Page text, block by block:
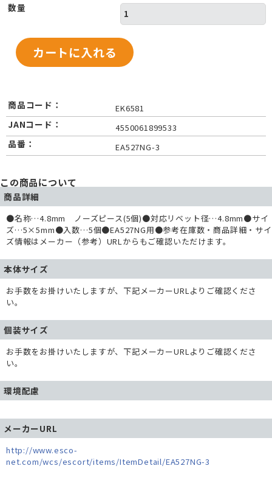
数量
商品コード： EK6581
JANコード： 4550061899533
品番： EA527NG-3
この商品について
商品詳細
●名称…4.8mm ノーズピース(5個)●対応リベット径…4.8mm●サイ
ズ…5×5mm●入数…5個●EA527NG用●参考在庫数・商品詳細・サイ
ズ情報はメーカー（参考）URLからもご確認いただけます。
本体サイズ
お手数をお掛けいたしますが、下記メーカーURLよりご確認くださ
い。
個装サイズ
お手数をお掛けいたしますが、下記メーカーURLよりご確認くださ
い。
環境配慮
メーカーURL
http://www.esco-
net.com/wcs/escort/items/ItemDetail/EA527NG-3